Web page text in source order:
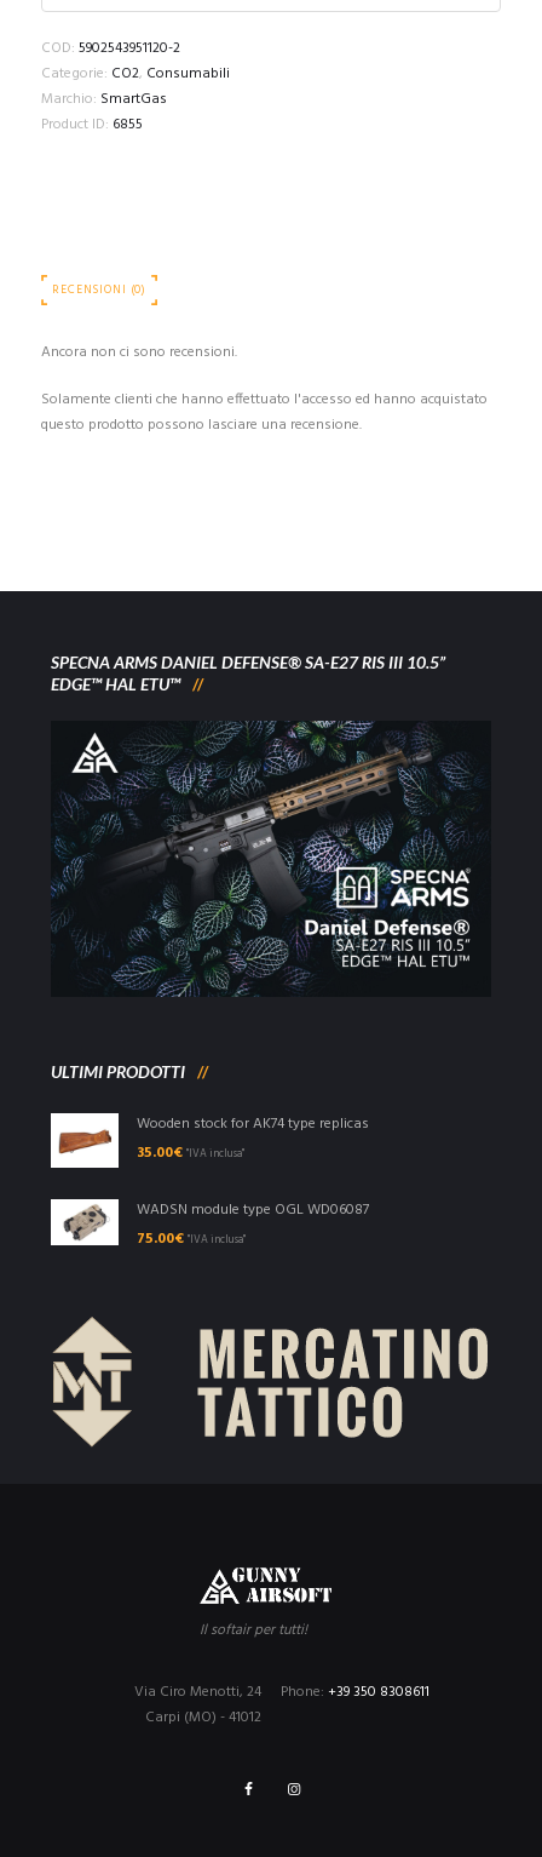
COD: 5902543951120-2
Categorie: CO2, Consumabili
Marchio: SmartGas
Product ID: 6855
RECENSIONI (0)
Ancora non ci sono recensioni.
Solamente clienti che hanno effettuato l'accesso ed hanno acquistato
questo prodotto possono lasciare una recensione.
SPECNA ARMS DANIEL DEFENSE® SA-E27 RIS III 10.5”
EDGE™ HAL ETU™
ULTIMI PRODOTTI
Wooden stock for AK74 type replicas
35.00€ "IVA inclusa"
WADSN module type OGL WD06087
75.00€ "IVA inclusa"
Il softair per tutti!
Phone: +39 350 8308611
Via Ciro Menotti, 24
Carpi (MO) - 41012